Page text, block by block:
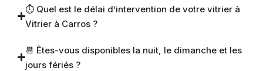
⏱ Quel est le délai d’intervention de votre vitrier à
Vitrier à Carros ?
📆 Êtes-vous disponibles la nuit, le dimanche et les
jours fériés ?